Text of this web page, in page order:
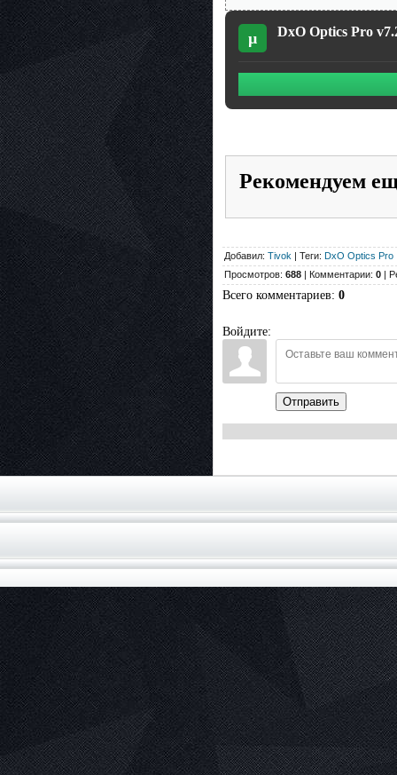
µ DxO Optics Pro
Рекомендуем
Добавил: Tivok | Теги: DxO Optics Pro
Просмотров: 688 | Комментарии: 0 |
Всего комментариев: 0
Войдите:
Отправить